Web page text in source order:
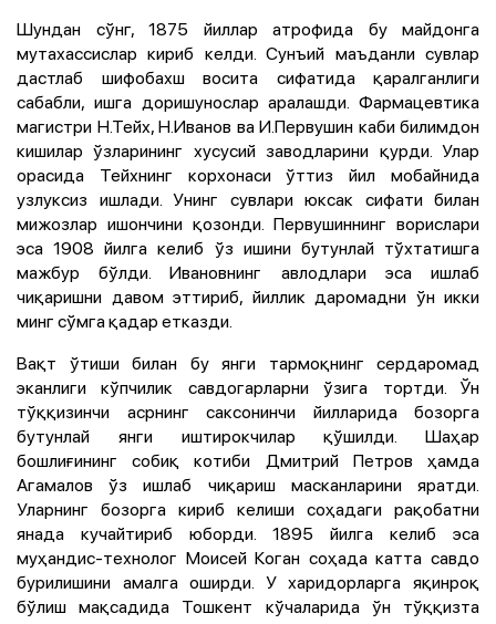
Шундан сўнг, 1875 йиллар атрофида бу майдонга
мутахассислар кириб келди. Сунъий маъданли сувлар
дастлаб шифобахш восита сифатида қаралганлиги
сабабли, ишга доришунослар аралашди. Фармацевтика
магистри Н.Тейх, Н.Иванов ва И.Первушин каби билимдон
кишилар ўзларининг хусусий заводларини қурди. Улар
орасида Тейхнинг корхонаси ўттиз йил мобайнида
узлуксиз ишлади. Унинг сувлари юксак сифати билан
мижозлар ишончини қозонди. Первушиннинг ворислари
эса 1908 йилга келиб ўз ишини бутунлай тўхтатишга
мажбур бўлди. Ивановнинг авлодлари эса ишлаб
чиқаришни давом эттириб, йиллик даромадни ўн икки
минг сўмга қадар етказди.
Вақт ўтиши билан бу янги тармоқнинг сердаромад
эканлиги кўпчилик савдогарларни ўзига тортди. Ўн
тўққизинчи асрнинг саксонинчи йилларида бозорга
бутунлай янги иштирокчилар қўшилди. Шаҳар
бошлиғининг собиқ котиби Дмитрий Петров ҳамда
Агамалов ўз ишлаб чиқариш масканларини яратди.
Уларнинг бозорга кириб келиши соҳадаги рақобатни
янада кучайтириб юборди. 1895 йилга келиб эса
муҳандис-технолог Моисей Коган соҳада катта савдо
бурилишини амалга оширди. У харидорларга яқинроқ
бўлиш мақсадида Тошкент кўчаларида ўн тўққизта